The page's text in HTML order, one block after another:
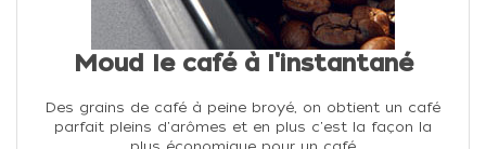
Moud le café à l'instantané
Des grains de café à peine broyé, on obtient un café
parfait pleins d'arômes et en plus c'est la façon la